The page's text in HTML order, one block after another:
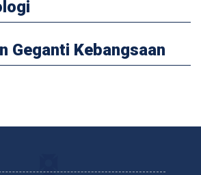
Geganti Kebangsaan